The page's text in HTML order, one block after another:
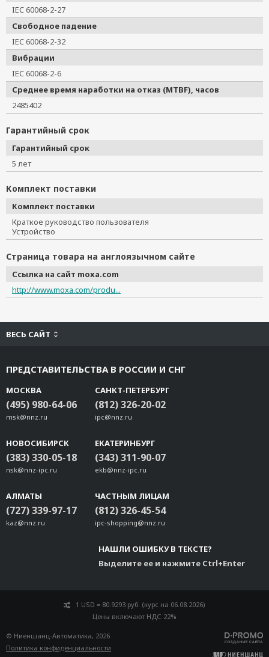
IEC 60068-2-27
Свободное падение
IEC 60068-2-32
Вибрации
IEC 60068-2-6
Среднее время наработки на отказ (MTBF), часов
2485402
Гарантийный срок
Гарантийный срок
5 лет
Комплект поставки
Комплект поставки
Краткое руководство пользователя
Устройство
Страница товара на англоязычном сайте
Ссылка на сайт moxa.com
http://www.moxa.com/produ...
ВЕСЬ САЙТ
ПРЕДСТАВИТЕЛЬСТВА В РОССИИ И СНГ
МОСКВА
(495) 980-64-06
msk@nnz.ru
САНКТ-ПЕТЕРБУРГ
(812) 326-20-02
ipc@nnz.ru
НОВОСИБИРСК
(383) 330-05-18
nsk@nnz-ipc.ru
ЕКАТЕРИНБУРГ
(343) 311-90-07
ekb@nnz-ipc.ru
АЛМАТЫ
(727) 339-97-17
kaz@nnz.ru
ЧАСТНЫМ ЛИЦАМ
(812) 326-45-54
ipc-shopping@nnz.ru
НАШЛИ ОШИБКУ В ТЕКСТЕ?
Выделите ее и нажмите Ctrl+Enter
1 USD = 80.9293 руб. (курс на 06.08.2026)
Цены включают НДС 22%
© Ниеншанц-Автоматика, 2026
Политика конфиденциальности